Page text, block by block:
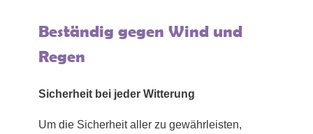
Beständig gegen Wind und
Regen
Sicherheit bei jeder Witterung
Um die Sicherheit aller zu gewährleisten,